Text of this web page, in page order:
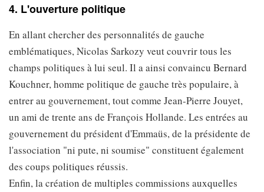
4. L'ouverture politique
En allant chercher des personnalités de gauche
emblématiques, Nicolas Sarkozy veut couvrir tous les
champs politiques à lui seul. Il a ainsi convaincu Bernard
Kouchner, homme politique de gauche très populaire, à
entrer au gouvernement, tout comme Jean-Pierre Jouyet,
un ami de trente ans de François Hollande. Les entrées au
gouvernement du président d'Emmaüs, de la présidente de
l'association "ni pute, ni soumise" constituent également
des coups politiques réussis.
Enfin, la création de multiples commissions auxquelles